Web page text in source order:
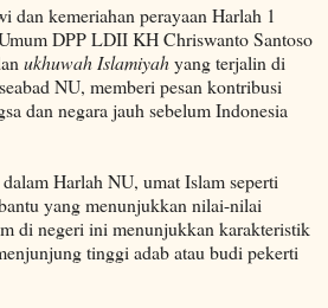
dan kemeriahan perayaan Harlah 1
DPP LDII KH Chriswanto Santoso
ukhuwah Islamiyahyang terjalin di
NU, memberi pesan kontribusi
dan negara jauh sebelum Indonesia
Harlah NU, umat Islam seperti
yang menunjukkan nilai-nilai
di negeri ini menunjukkan karakteristik
tinggi adab atau budi pekerti